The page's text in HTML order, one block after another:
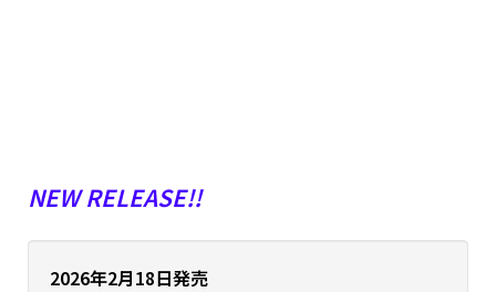
NEW RELEASE!!
2026年2月18日発売